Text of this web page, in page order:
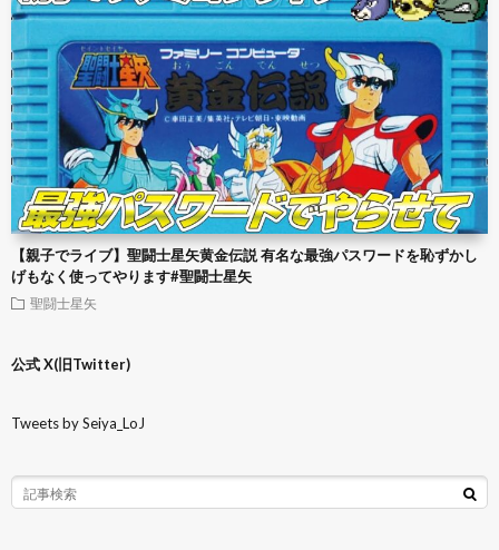
【親子でライブ】聖闘士星矢黄金伝説 有名な最強パスワードを恥ずかし
げもなく使ってやります#聖闘士星矢
聖闘士星矢
公式 X(旧Twitter)
Tweets by Seiya_LoJ